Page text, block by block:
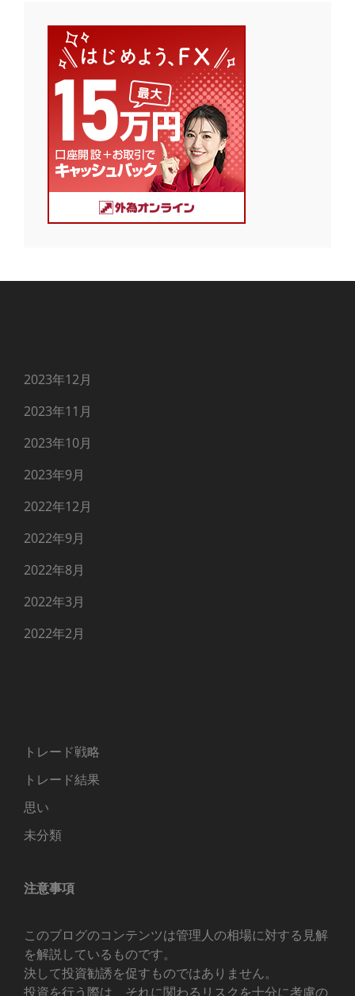
2023年12月
2023年11月
2023年10月
2023年9月
2022年12月
2022年9月
2022年8月
2022年3月
2022年2月
トレード戦略
トレード結果
思い
未分類
注意事項
このブログのコンテンツは管理人の相場に対する見解
を解説しているものです。
決して投資勧誘を促すものではありません。
投資を行う際は、それに関わるリスクを十分に考慮の